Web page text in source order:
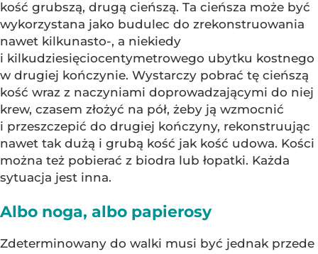
kość grubszą, drugą cieńszą. Ta cieńsza może być
wykorzystana jako budulec do zrekonstruowania
nawet kilkunasto-, a niekiedy
i kilkudziesięciocentymetrowego ubytku kostnego
w drugiej kończynie. Wystarczy pobrać tę cieńszą
kość wraz z naczyniami doprowadzającymi do niej
krew, czasem złożyć na pół, żeby ją wzmocnić
i przeszczepić do drugiej kończyny, rekonstruując
nawet tak dużą i grubą kość jak kość udowa. Kości
można też pobierać z biodra lub łopatki. Każda
sytuacja jest inna.
Albo noga, albo papierosy
Zdeterminowany do walki musi być jednak przede